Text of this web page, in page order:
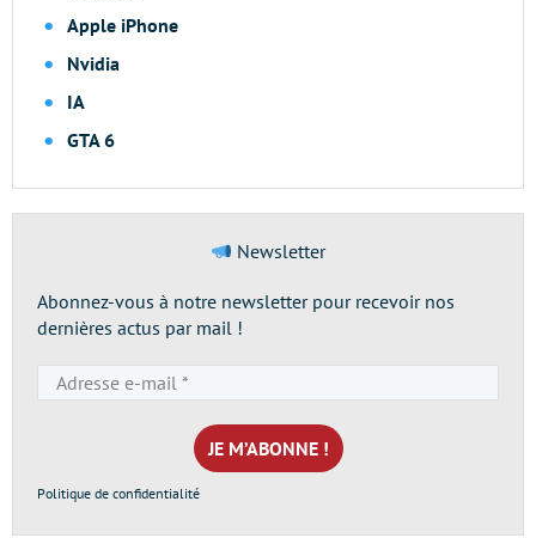
Apple iPhone
Nvidia
IA
GTA 6
Newsletter
Abonnez-vous à notre newsletter pour recevoir nos
dernières actus par mail !
e-
mail
*
Politique de confidentialité